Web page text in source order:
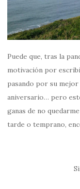
Puede que, tras la
motivación por
pasando por su
aniversario… pero
ganas de no
tarde o temprano,